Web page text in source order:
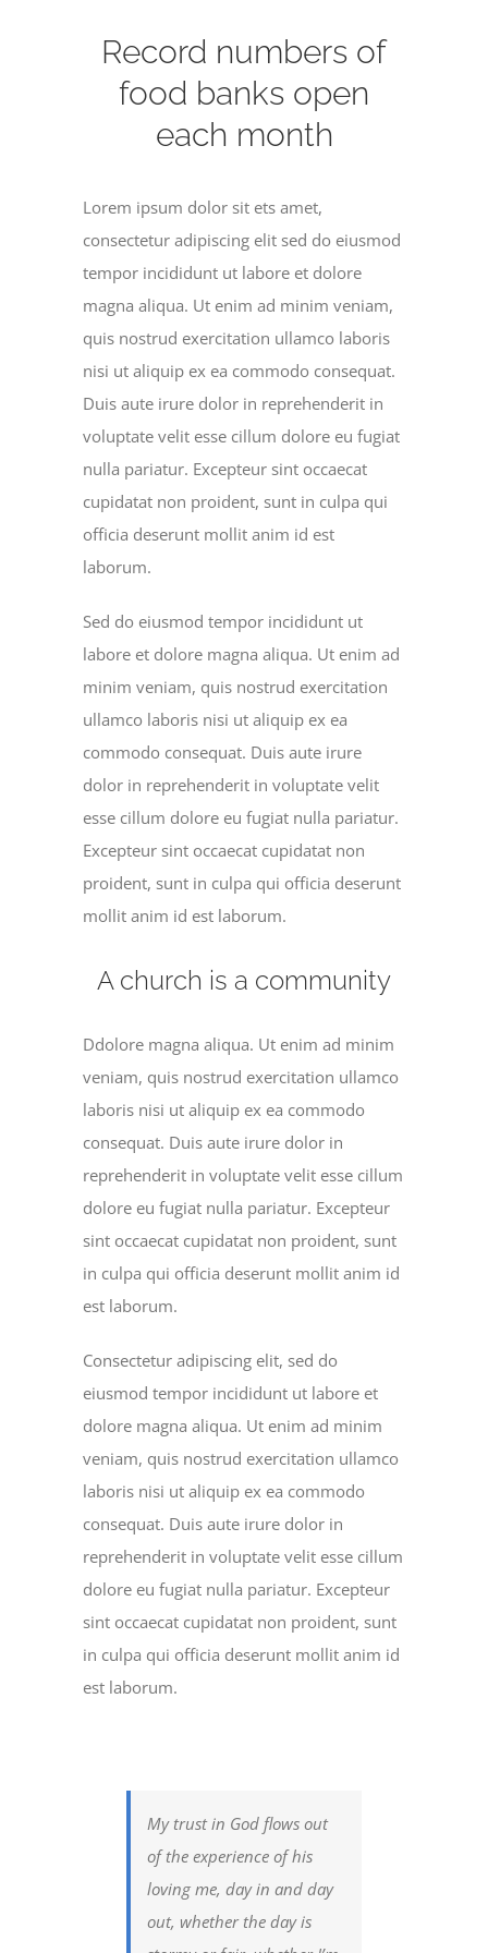
Record numbers of
food banks open
each month
Lorem ipsum dolor sit ets amet,
consectetur adipiscing elit sed do eiusmod
tempor incididunt ut labore et dolore
magna aliqua. Ut enim ad minim veniam,
quis nostrud exercitation ullamco laboris
nisi ut aliquip ex ea commodo consequat.
Duis aute irure dolor in reprehenderit in
voluptate velit esse cillum dolore eu fugiat
nulla pariatur. Excepteur sint occaecat
cupidatat non proident, sunt in culpa qui
officia deserunt mollit anim id est
laborum.
Sed do eiusmod tempor incididunt ut
labore et dolore magna aliqua. Ut enim ad
minim veniam, quis nostrud exercitation
ullamco laboris nisi ut aliquip ex ea
commodo consequat. Duis aute irure
dolor in reprehenderit in voluptate velit
esse cillum dolore eu fugiat nulla pariatur.
Excepteur sint occaecat cupidatat non
proident, sunt in culpa qui officia deserunt
mollit anim id est laborum.
A church is a community
Ddolore magna aliqua. Ut enim ad minim
veniam, quis nostrud exercitation ullamco
laboris nisi ut aliquip ex ea commodo
consequat. Duis aute irure dolor in
reprehenderit in voluptate velit esse cillum
dolore eu fugiat nulla pariatur. Excepteur
sint occaecat cupidatat non proident, sunt
in culpa qui officia deserunt mollit anim id
est laborum.
Consectetur adipiscing elit, sed do
eiusmod tempor incididunt ut labore et
dolore magna aliqua. Ut enim ad minim
veniam, quis nostrud exercitation ullamco
laboris nisi ut aliquip ex ea commodo
consequat. Duis aute irure dolor in
reprehenderit in voluptate velit esse cillum
dolore eu fugiat nulla pariatur. Excepteur
sint occaecat cupidatat non proident, sunt
in culpa qui officia deserunt mollit anim id
est laborum.
My trust in God flows out
of the experience of his
loving me, day in and day
out, whether the day is